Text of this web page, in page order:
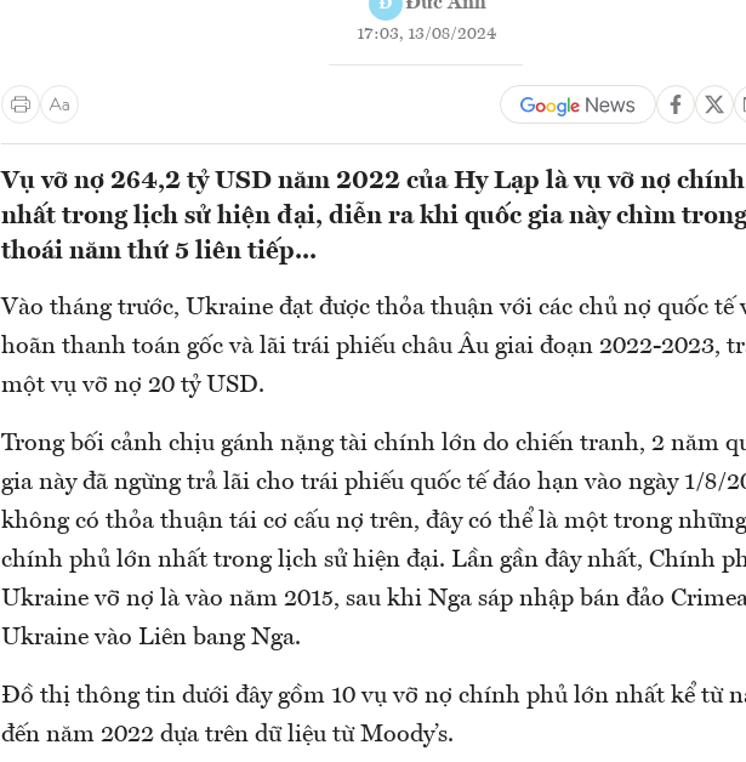
17:03, 13/08/2024
Vụ vỡ nợ 264,2 tỷ USD năm 2022 của Hy Lạp là vụ vỡ nợ
nhất trong lịch sử hiện đại, diễn ra khi quốc gia này chìm
thoái năm thứ 5 liên tiếp...
Vào tháng trước, Ukraine đạt được thỏa thuận với các chủ nợ quốc tế
hoãn thanh toán gốc và lãi trái phiếu châu Âu giai đoạn 2022-2023,
một vụ vỡ nợ 20 tỷ USD.
Trong bối cảnh chịu gánh nặng tài chính lớn do chiến tranh, 2 năm
gia này đã ngừng trả lãi cho trái phiếu quốc tế đáo hạn vào ngày 1/8/
không có thỏa thuận tái cơ cấu nợ trên, đây có thể là một trong
chính phủ lớn nhất trong lịch sử hiện đại. Lần gần đây nhất, Chính
Ukraine vỡ nợ là vào năm 2015, sau khi Nga sáp nhập bán đảo
Ukraine vào Liên bang Nga.
Đồ thị thông tin dưới đây gồm 10 vụ vỡ nợ chính phủ lớn nhất kể từ
đến năm 2022 dựa trên dữ liệu từ Moody’s.